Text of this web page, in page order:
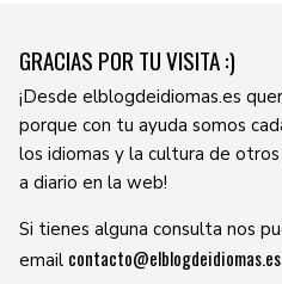
GRACIAS POR TU VISITA :)
¡Desde elblogdeidiomas.es
porque con tu ayuda somos
los idiomas y la cultura de
a diario en la web!
Si tienes alguna consulta nos
email contacto@elblogdeidiomas.es